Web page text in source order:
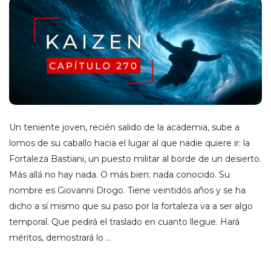
Un teniente joven, recién salido de la academia, sube a
lomos de su caballo hacia el lugar al que nadie quiere ir: la
Fortaleza Bastiani, un puesto militar al borde de un desierto.
Más allá no hay nada. O más bien: nada conocido. Su
nombre es Giovanni Drogo. Tiene veintidós años y se ha
dicho a sí mismo que su paso por la fortaleza va a ser algo
temporal. Que pedirá el traslado en cuanto llegue. Hará
méritos, demostrará lo …